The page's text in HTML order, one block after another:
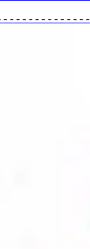
- - - - - - - - - - - -